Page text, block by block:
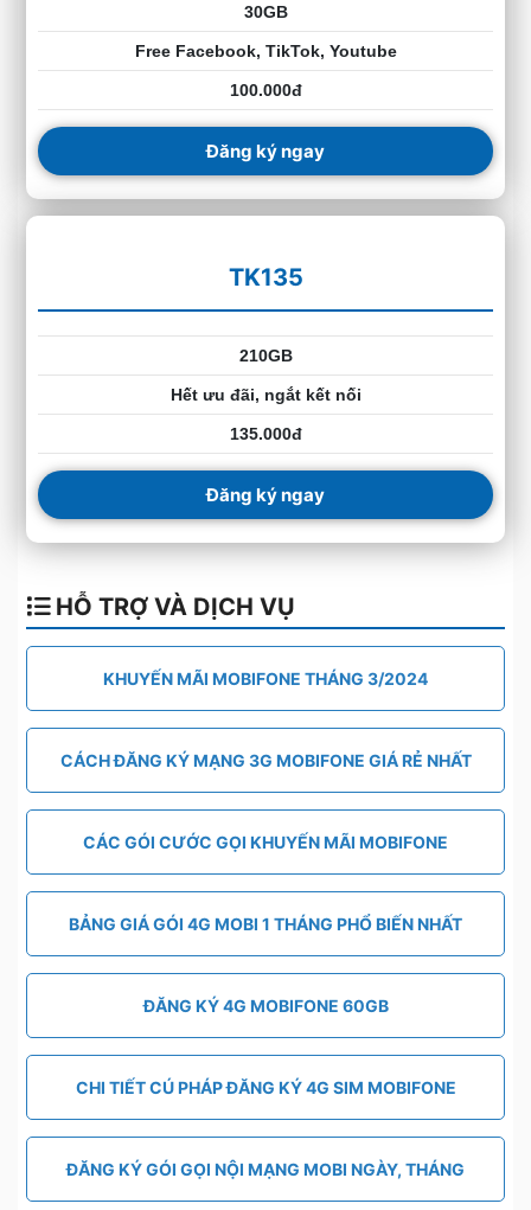
30GB
Free Facebook, TikTok, Youtube
100.000đ
Đăng ký ngay
TK135
210GB
Hết ưu đãi, ngắt kết nối
135.000đ
Đăng ký ngay
HỖ TRỢ VÀ DỊCH VỤ
KHUYẾN MÃI MOBIFONE THÁNG 3/2024
CÁCH ĐĂNG KÝ MẠNG 3G MOBIFONE GIÁ RẺ NHẤT
CÁC GÓI CƯỚC GỌI KHUYẾN MÃI MOBIFONE
BẢNG GIÁ GÓI 4G MOBI 1 THÁNG PHỔ BIẾN NHẤT
ĐĂNG KÝ 4G MOBIFONE 60GB
CHI TIẾT CÚ PHÁP ĐĂNG KÝ 4G SIM MOBIFONE
ĐĂNG KÝ GÓI GỌI NỘI MẠNG MOBI NGÀY, THÁNG